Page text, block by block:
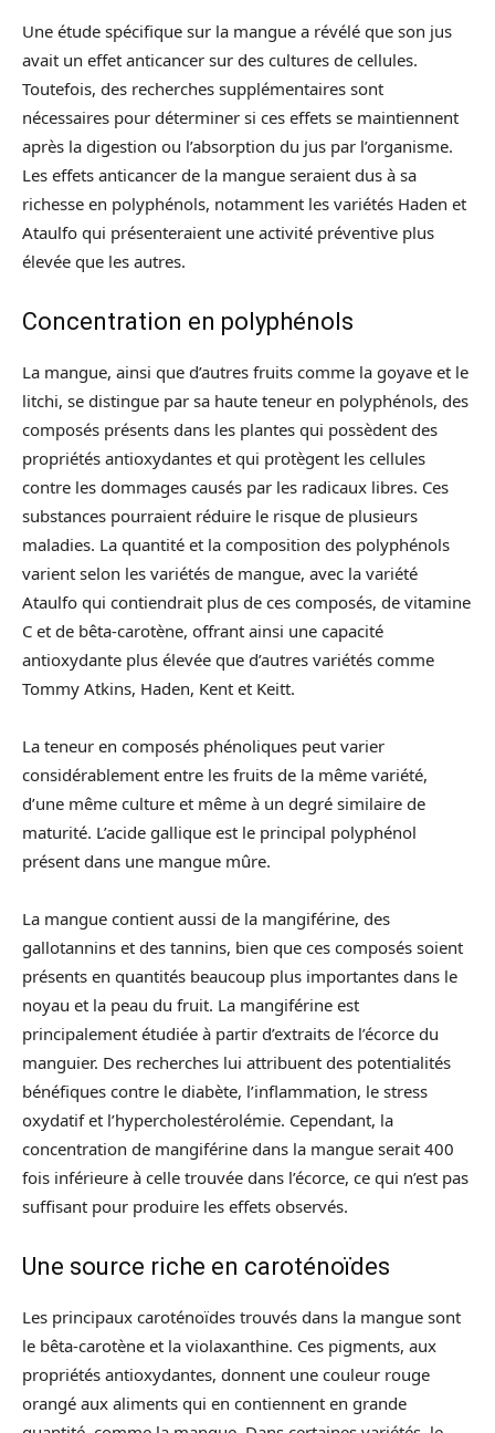
Une étude spécifique sur la mangue a révélé que son jus
avait un effet anticancer sur des cultures de cellules.
Toutefois, des recherches supplémentaires sont
nécessaires pour déterminer si ces effets se maintiennent
après la digestion ou l’absorption du jus par l’organisme.
Les effets anticancer de la mangue seraient dus à sa
richesse en polyphénols, notamment les variétés Haden et
Ataulfo qui présenteraient une activité préventive plus
élevée que les autres.
Concentration en polyphénols
La mangue, ainsi que d’autres fruits comme la goyave et le
litchi, se distingue par sa haute teneur en polyphénols, des
composés présents dans les plantes qui possèdent des
propriétés antioxydantes et qui protègent les cellules
contre les dommages causés par les radicaux libres. Ces
substances pourraient réduire le risque de plusieurs
maladies. La quantité et la composition des polyphénols
varient selon les variétés de mangue, avec la variété
Ataulfo qui contiendrait plus de ces composés, de vitamine
C et de bêta-carotène, offrant ainsi une capacité
antioxydante plus élevée que d’autres variétés comme
Tommy Atkins, Haden, Kent et Keitt.
La teneur en composés phénoliques peut varier
considérablement entre les fruits de la même variété,
d’une même culture et même à un degré similaire de
maturité. L’acide gallique est le principal polyphénol
présent dans une mangue mûre.
La mangue contient aussi de la mangiférine, des
gallotannins et des tannins, bien que ces composés soient
présents en quantités beaucoup plus importantes dans le
noyau et la peau du fruit. La mangiférine est
principalement étudiée à partir d’extraits de l’écorce du
manguier. Des recherches lui attribuent des potentialités
bénéfiques contre le diabète, l’inflammation, le stress
oxydatif et l’hypercholestérolémie. Cependant, la
concentration de mangiférine dans la mangue serait 400
fois inférieure à celle trouvée dans l’écorce, ce qui n’est pas
suffisant pour produire les effets observés.
Une source riche en caroténoïdes
Les principaux caroténoïdes trouvés dans la mangue sont
le bêta-carotène et la violaxanthine. Ces pigments, aux
propriétés antioxydantes, donnent une couleur rouge
orangé aux aliments qui en contiennent en grande